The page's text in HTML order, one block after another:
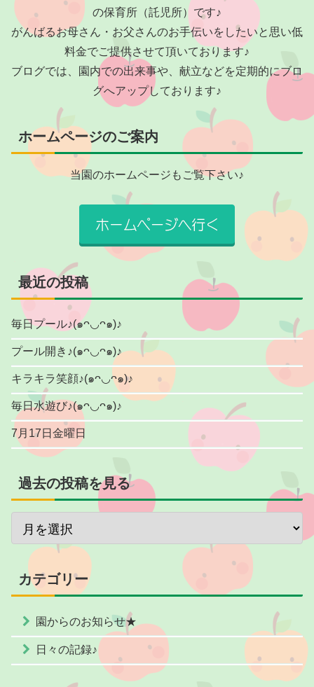
の保育所（託児所）です♪
がんばるお母さん・お父さんのお手伝いをしたいと思い低
料金でご提供させて頂いております♪
ブログでは、園内での出来事や、献立などを定期的にブロ
グへアップしております♪
ホームページのご案内
当園のホームページもご覧下さい♪
最近の投稿
毎日プール♪(๑ᴖ◡ᴖ๑)♪
プール開き♪(๑ᴖ◡ᴖ๑)♪
キラキラ笑顔♪(๑ᴖ◡ᴖ๑)♪
毎日水遊び♪(๑ᴖ◡ᴖ๑)♪
7月17日金曜日
過去の投稿を見る
カテゴリー
園からのお知らせ★
日々の記録♪